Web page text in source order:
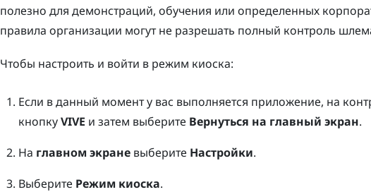
полезно для демонстраций, обучения или определенных
правила организации могут не разрешать полный контроль
Чтобы настроить и войти в режим киоска:
Если в данный момент у вас выполняется приложение, на
кнопкуVIVE и затем выберите Вернуться на главный экран.
На главном экраневыберите Настройки.
Выберите Режим киоска.